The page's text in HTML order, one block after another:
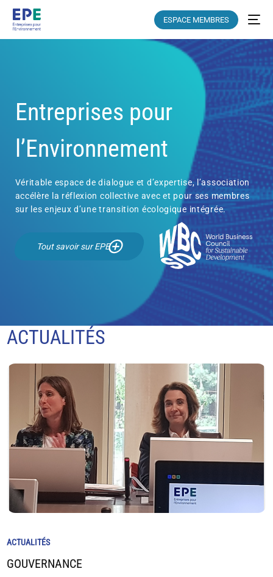
ESPACE MEMBRES
Entreprises pour
l’Environnement
Véritable espace de dialogue et d’expertise, l’association
accélère la réflexion collective avec et pour ses membres
sur les enjeux d’une transition écologique intégrée.
Tout savoir sur EPE
ACTUALITÉS
ACTUALITÉS
GOUVERNANCE